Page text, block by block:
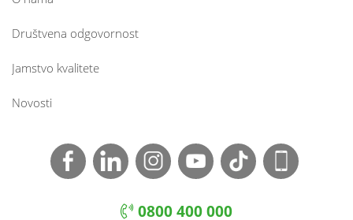
Društvena odgovornost
Jamstvo kvalitete
Novosti
0800 400 000